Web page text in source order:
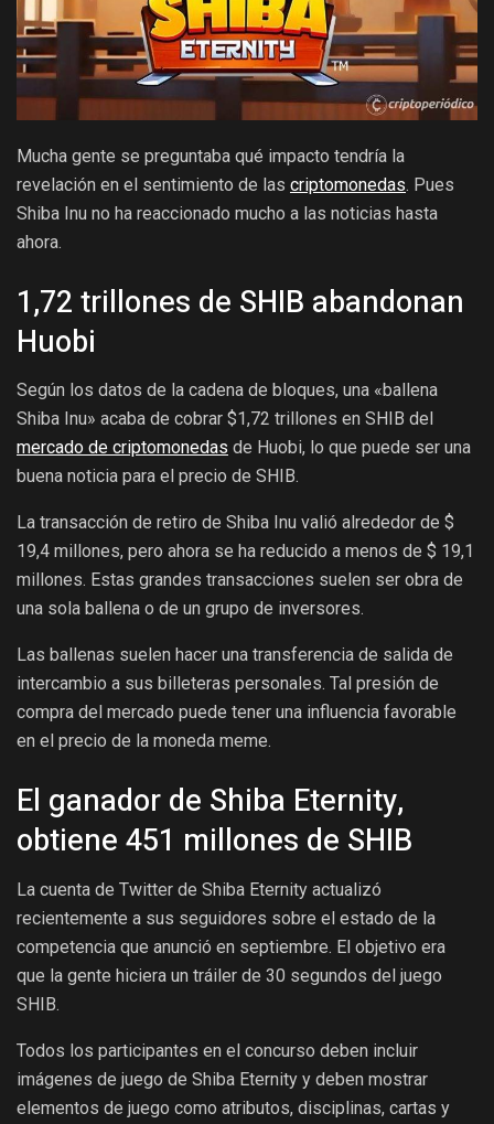
Mucha gente se preguntaba qué impacto tendría la
revelación en el sentimiento de las criptomonedas. Pues
Shiba Inu no ha reaccionado mucho a las noticias hasta
ahora.
1,72 trillones de SHIB abandonan
Huobi
Según los datos de la cadena de bloques, una «ballena
Shiba Inu» acaba de cobrar $1,72 trillones en SHIB del
mercado de criptomonedas de Huobi, lo que puede ser una
buena noticia para el precio de SHIB.
La transacción de retiro de Shiba Inu valió alrededor de $
19,4 millones, pero ahora se ha reducido a menos de $ 19,1
millones. Estas grandes transacciones suelen ser obra de
una sola ballena o de un grupo de inversores.
Las ballenas suelen hacer una transferencia de salida de
intercambio a sus billeteras personales. Tal presión de
compra del mercado puede tener una influencia favorable
en el precio de la moneda meme.
El ganador de Shiba Eternity,
obtiene 451 millones de SHIB
La cuenta de Twitter de Shiba Eternity actualizó
recientemente a sus seguidores sobre el estado de la
competencia que anunció en septiembre. El objetivo era
que la gente hiciera un tráiler de 30 segundos del juego
SHIB.
Todos los participantes en el concurso deben incluir
imágenes de juego de Shiba Eternity y deben mostrar
elementos de juego como atributos, disciplinas, cartas y